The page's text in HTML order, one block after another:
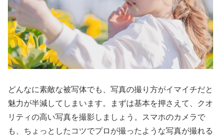
どんなに素敵な被写体でも、写真の撮り方がイマイチだと
魅力が半減してしまいます。まずは基本を押さえて、クオ
リティの高い写真を撮影しましょう。スマホのカメラで
も、ちょっとしたコツでプロが撮ったような写真が撮れる